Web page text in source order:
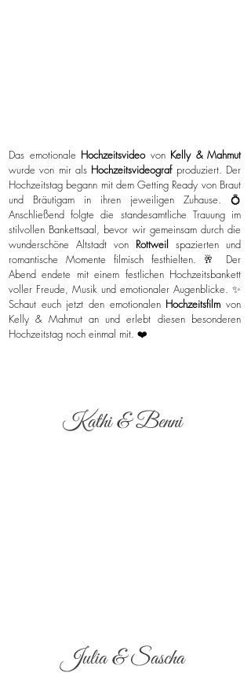
Das emotionale Hochzeitsvideovon Kelly & Mahmut
wurde von mir als Hochzeitsvideograf produziert. Der
Hochzeitstag begann mit dem Getting Ready von Braut
und Bräutigam in ihren jeweiligen Zuhause. 💍
Anschließend folgte die standesamtliche Trauung im
stilvollen Bankettsaal, bevor wir gemeinsam durch die
wunderschöne Altstadt von Rottweil spazierten und
romantische Momente filmisch festhielten. 🥂 Der
Abend endete mit einem festlichen Hochzeitsbankett
voller Freude, Musik und emotionaler Augenblicke. ✨
Schaut euch jetzt den emotionalen Hochzeitsfilmvon
Kelly & Mahmut an und erlebt diesen besonderen
Hochzeitstag noch einmal mit. ❤️
Kathi & Benni
Julia & Sascha